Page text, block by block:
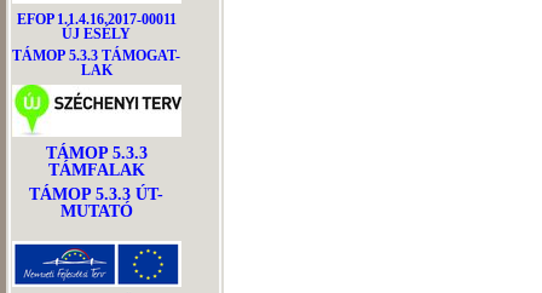
EFOP 1.1.4.16.2017-00011
ÚJ ESÉLY
TÁMOP 5.3.3 TÁMOGAT-
LAK
TÁMOP 5.3.3
TÁMFALAK
TÁMOP 5.3.3 ÚT-
MUTATÓ